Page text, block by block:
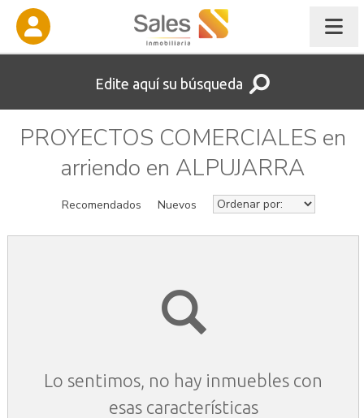
Edite aquí su búsqueda
PROYECTOS COMERCIALES en
arriendo en ALPUJARRA
Recomendados Nuevos
Lo sentimos, no hay inmuebles con
esas características